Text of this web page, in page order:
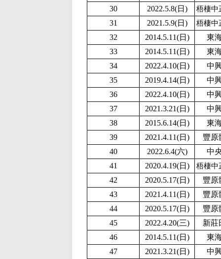
30 2022.5.8(日) 梧棲中
31 2021.5.9(日) 梧棲中
32 2014.5.11(日)
東
33
2014.5.11(日)
東
34
2022.4.10(日)
中
35
2019.4.14(日)
中
36
2022.4.10(日)
中
37
2021.3.21(日)
中
38
2015.6.14(日)
東
39
2021.4.11(日)
豐原
40
2022.6.4(六)
中
41
2020.4.19(日) 梧棲中
42 2020.5.17(日)
豐原
43
2021.4.11(日)
豐原
44
2020.5.17(日)
豐原
45
2022.4.20(三)
新莊
46
2014.5.11(日)
東
47
2021.3.21(日) 中